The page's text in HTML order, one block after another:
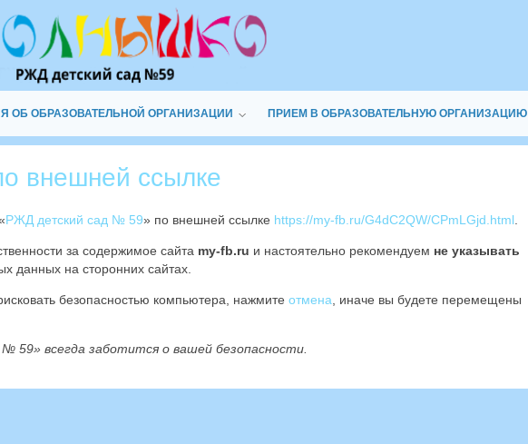
ОБ ОБРАЗОВАТЕЛЬНОЙ ОРГАНИЗАЦИИ ПРИЕМ В ОБРАЗОВАТЕЛЬНУЮ ОРГАНИЗАЦИЮ
внешней ссылке
РЖД детский сад № 59» по внешней ссылке https://my-fb.ru/G4dC2QW/CPmLGjd.html
за содержимое сайта my-fb.ru и настоятельно рекомендуем не указывать
данных на сторонних сайтах.
безопасностью компьютера, нажмите отмена , иначе вы будете перемещены
59» всегда заботится о вашей безопасности.